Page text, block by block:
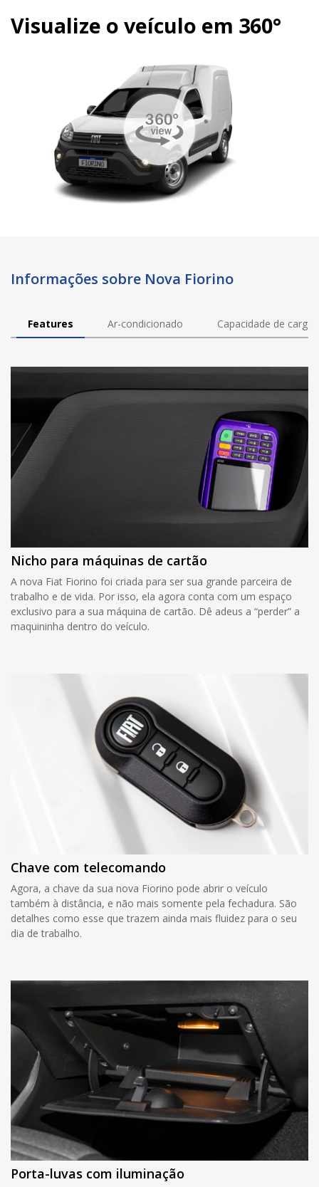
Visualize o veículo em 360°
Informações sobre Nova Fiorino
Features Ar-condicionado Capacidade de carga
Nicho para máquinas de cartão
A nova Fiat Fiorino foi criada para ser sua grande parceira de
trabalho e de vida. Por isso, ela agora conta com um espaço
exclusivo para a sua máquina de cartão. Dê adeus a “perder” a
maquininha dentro do veículo.
Chave com telecomando
Agora, a chave da sua nova Fiorino pode abrir o veículo
também à distância, e não mais somente pela fechadura. São
detalhes como esse que trazem ainda mais fluidez para o seu
dia de trabalho.
Porta-luvas com iluminação